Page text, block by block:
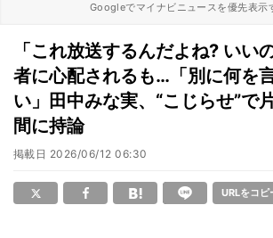
Googleでマイナビニュースを優先表示
「これ放送するんだよね? いい
者に心配されるも…「別に何を
い」田中みな実、“こじらせ”で
間に持論
掲載日 2026/06/12 06:30
URLをコピ